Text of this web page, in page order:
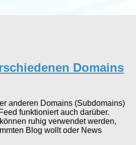
Domains
anderen Domains (Subdomains)
funktioniert auch darüber.
ruhig verwendet werden,
Blog wollt oder News